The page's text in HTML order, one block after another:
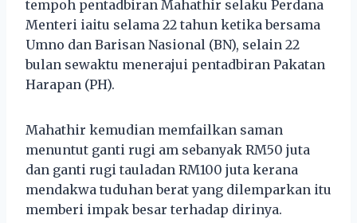
tempoh pentadbiran Mahathir selaku Perdana
Menteri iaitu selama 22 tahun ketika bersama
Umno dan Barisan Nasional (BN), selain 22
bulan sewaktu menerajui pentadbiran Pakatan
Harapan (PH).
Mahathir kemudian memfailkan saman
menuntut ganti rugi am sebanyak RM50 juta
dan ganti rugi tauladan RM100 juta kerana
mendakwa tuduhan berat yang dilemparkan itu
memberi impak besar terhadap dirinya.